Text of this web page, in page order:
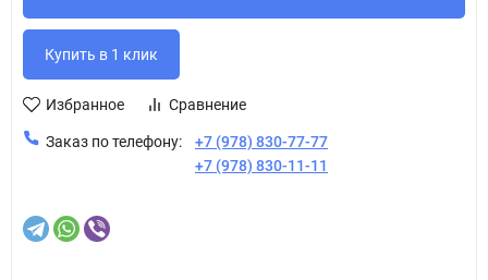
Избранное Сравнение
Заказ по телефону:
+7 (978) 830-77-77
+7 (978) 830-11-11